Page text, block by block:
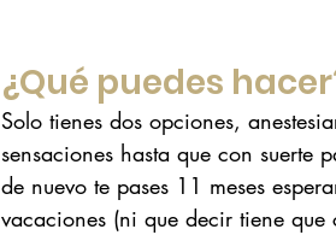
¿Qué puedes
Solo tienes dos opciones,
sensaciones hasta que con suerte
de nuevo te pases 11 meses
vacaciones (ni que decir tiene que